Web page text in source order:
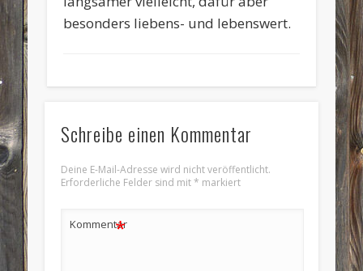
besonders liebens- und lebenswert.
Schreibe einen Kommentar
Deine E-Mail-Adresse wird nicht veröffentlicht.
Erforderliche Felder sind mit* markiert
Kommentar
*